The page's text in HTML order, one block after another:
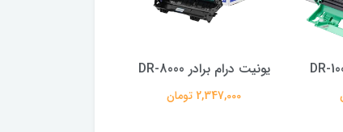
یونیت درام برادر DR-8000
2,347,000 تومان